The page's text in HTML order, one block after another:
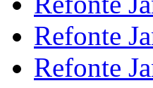
Refonte
Refonte